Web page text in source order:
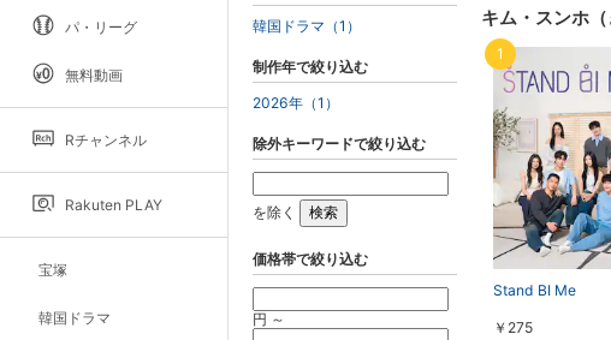
パ・リーグ
無料動画
Rチャンネル
Rakuten PLAY
宝塚
韓国ドラマ
キム・スンホ
Stand BI Me
￥275
1
韓国ドラマ（1）
制作年で絞り込む
2026年（1）
除外キーワードで絞り込む
を除く
価格帯で絞り込む
円 ～